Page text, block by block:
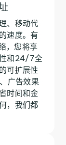
、移动代
速度。有
，您将享
性和24/7全
可扩展性
广告效果
时间和金
，我们都